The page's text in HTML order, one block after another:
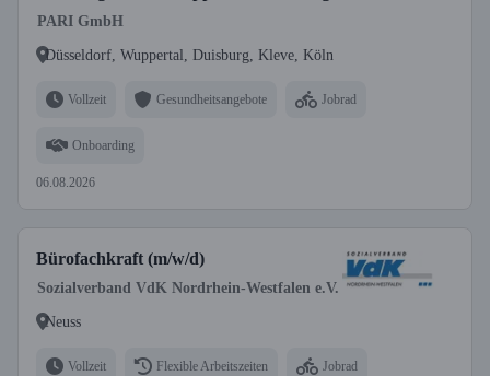
PARI GmbH
Düsseldorf, Wuppertal, Duisburg, Kleve, Köln
Vollzeit Gesundheitsangebote Jobrad
Onboarding
06.08.2026
Bürofachkraft (m/w/d)
Sozialverband VdK Nordrhein-Westfalen e.V.
Neuss
Vollzeit Flexible Arbeitszeiten Jobrad